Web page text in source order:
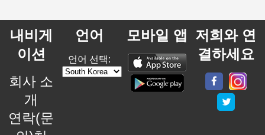
내비게
이션
회사 소
개
연락(문
언어
언어 선택:
모바일 앱 저희와 연
결하세요